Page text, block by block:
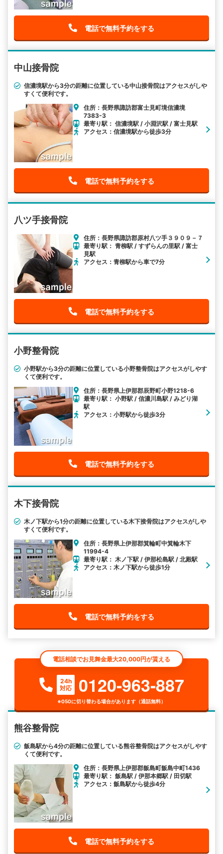
電話で無料予約をする
中山接骨院
信濃境駅から3分の距離に位置している中山接骨院はアクセスがしや
すくて便利です。
住所：長野県諏訪郡富士見町境信濃境
7383-3
最寄り駅： 信濃境駅 / 小淵沢駅 / 富士見駅
アクセス：信濃境駅から徒歩3分
電話で無料予約をする
八ツ手接骨院
住所：長野県諏訪郡原村八ツ手３９０９－７
最寄り駅： 青柳駅 / すずらんの里駅 / 富士
見駅
アクセス：青柳駅から車で7分
電話で無料予約をする
小野整骨院
小野駅から3分の距離に位置している小野整骨院はアクセスがしやす
くて便利です。
住所：長野県上伊那郡辰野町小野1218-6
最寄り駅： 小野駅 / 信濃川島駅 / みどり湖
駅
アクセス：小野駅から徒歩3分
電話で無料予約をする
木下接骨院
木ノ下駅から1分の距離に位置している木下接骨院はアクセスがしや
すくて便利です。
住所：長野県上伊那郡箕輪町中箕輪木下
11994-4
最寄り駅： 木ノ下駅 / 伊那松島駅 / 北殿駅
アクセス：木ノ下駅から徒歩1分
電話で無料予約をする
電話相談でお見舞金最大20,000円が貰える
24h
対応
0120-963-887
※050に切り替わる場合があります（通話無料）
熊谷整骨院
飯島駅から4分の距離に位置している熊谷整骨院はアクセスがしやす
くて便利です。
住所：長野県上伊那郡飯島町飯島中町1436
最寄り駅： 飯島駅 / 伊那本郷駅 / 田切駅
アクセス：飯島駅から徒歩4分
電話で無料予約をする